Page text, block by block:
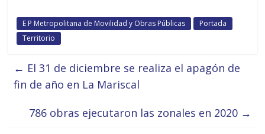
E P Metropolitana de Movilidad y Obras Públicas
Portada
Territorio
← El 31 de diciembre se realiza el apagón de
fin de año en La Mariscal
786 obras ejecutaron las zonales en 2020 →